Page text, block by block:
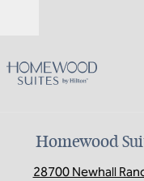
Homewood
28700 Newhall